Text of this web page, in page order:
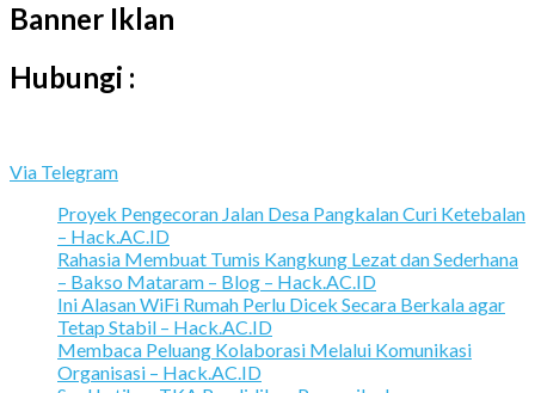
Banner Iklan
Hubungi :
Via Telegram
Proyek Pengecoran Jalan Desa Pangkalan Curi Ketebalan
– Hack.AC.ID
Rahasia Membuat Tumis Kangkung Lezat dan Sederhana
– Bakso Mataram – Blog – Hack.AC.ID
Ini Alasan WiFi Rumah Perlu Dicek Secara Berkala agar
Tetap Stabil – Hack.AC.ID
Membaca Peluang Kolaborasi Melalui Komunikasi
Organisasi – Hack.AC.ID